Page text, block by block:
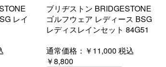
レイ
ブリヂストン BRIDGESTONE
ゴルフウェア レディース BSG
レディスレインセット 84G51
通常価格： ￥11,000 税込
￥8,800